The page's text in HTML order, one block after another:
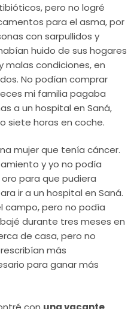
pero no logré
para el asma, por
con sarpullidos y
huido de sus hogares
malas condiciones, en
No podían comprar
mi familia pagaba
a un hospital en Saná,
siete horas en coche.
mujer que tenía cáncer.
y yo no podía
para que pudiera
ir a un hospital en Saná.
campo, pero no podía
durante tres meses en
de casa, pero no
más
para ganar más